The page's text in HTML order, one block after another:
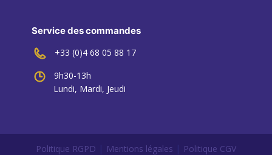
Service des commandes
+33 (0)4 68 05 88 17
9h30-13h
Lundi, Mardi, Jeudi
Politique RGPD | Mentions légales | Politique CGV